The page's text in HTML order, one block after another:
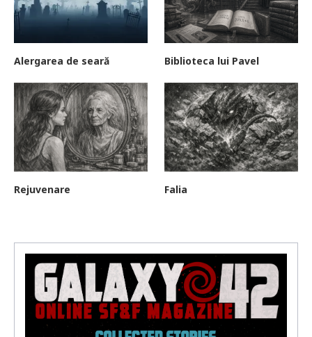
Alergarea de seară Biblioteca lui Pavel
Rejuvenare Falia